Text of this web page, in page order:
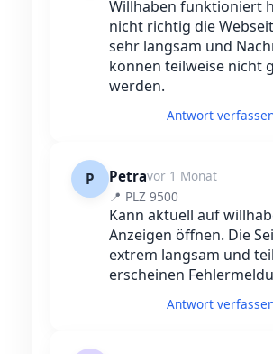
Willhaben funktioniert
nicht richtig die
sehr langsam und
können teilweise nicht
werden.
Antwort
P Petravor 1 Monat
📍 PLZ 9500
Kann aktuell auf
Anzeigen öffnen. Die
extrem langsam und
erscheinen
Antwort